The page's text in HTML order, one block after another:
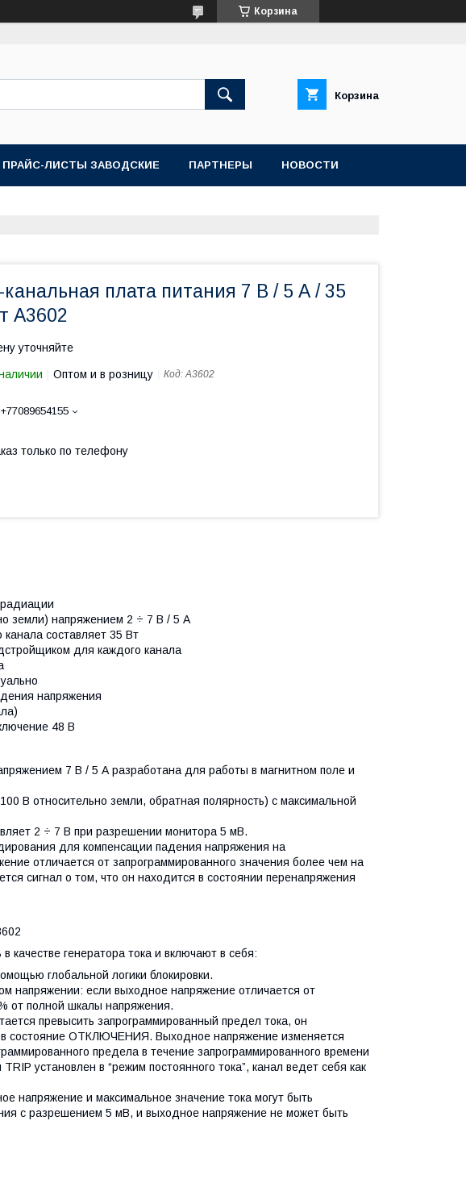
Корзина
Корзина
ПРАЙС-ЛИСТЫ ЗАВОДСКИЕ ПАРТНЕРЫ НОВОСТИ
канальная плата питания 7 В / 5 А / 35
A3602
уточняйте
Оптом и в розницу Код:A3602
+77089654155
только по телефону
радиации
земли) напряжением 2 ÷ 7 В / 5 А
составляет 35 Вт
для каждого канала
напряжения
48 В
7 В / 5 А разработана для работы в магнитном поле и
В относительно земли, обратная полярность) с максимальной
2 ÷ 7 В при разрешении монитора 5 мВ.
для компенсации падения напряжения на
отличается от запрограммированного значения более чем на
сигнал о том, что он находится в состоянии перенапряжения
генератора тока и включают в себя:
глобальной логики блокировки.
напряжении: если выходное напряжение отличается от
от полной шкалы напряжения.
превысить запрограммированный предел тока, он
в состояние ОТКЛЮЧЕНИЯ. Выходное напряжение изменяется
предела в течение запрограммированного времени
установлен в “режим постоянного тока”, канал ведет себя как
напряжение и максимальное значение тока могут быть
с разрешением 5 мВ, и выходное напряжение не может быть